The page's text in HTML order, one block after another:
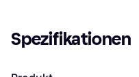
Spezifikationen